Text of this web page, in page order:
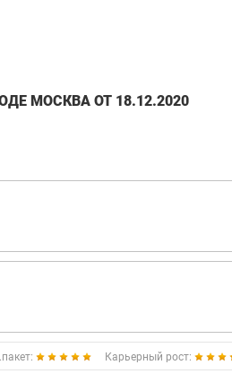
МОСКВА ОТ 18.12.2020
Карьерный рост: